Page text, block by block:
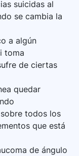
suicidas al
se cambia la
a algún
toma
de ciertas
quedar
todos los
que está
de ángulo